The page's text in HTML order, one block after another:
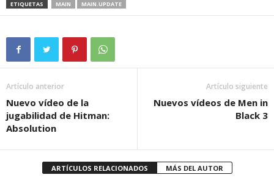
ETIQUETAS MAIN MAIN.UPDATE
Artículo anterior
Nuevo vídeo de la
jugabilidad de Hitman:
Absolution
Artículo siguiente
Nuevos vídeos de Men in
Black 3
ARTÍCULOS RELACIONADOS MÁS DEL AUTOR